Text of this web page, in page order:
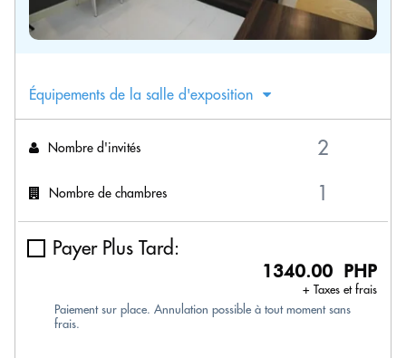
Équipements de la salle d'exposition
Nombre d'invités
Nombre de chambres
Payer Plus Tard:
1340.00 PHP
+ Taxes et frais
Paiement sur place. Annulation possible à tout moment sans
frais.